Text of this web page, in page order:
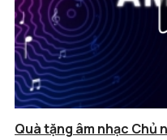
Quà tặng âm nhạc Chủ